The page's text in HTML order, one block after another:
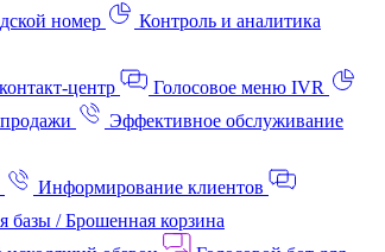
номер
Контроль и аналитика
Голосовое меню IVR
Эффективное обслуживание
Информирование клиентов
базы / Брошенная корзина